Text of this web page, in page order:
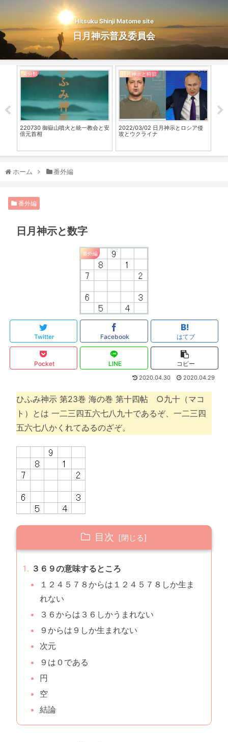
Hitsuku Shinji Matome site
日月神示普及委員会
未分類
220730 御嶽山噴火と統一教会と安
倍元首相
日月神示と時節
2022/03/02 日月神示とロシア侵
攻とウクライナ
ホーム 番外編
番外編
日月神示と数字
番外編
Twitter Facebook はてブ
Pocket LINE コピー
2020.04.30 2020.04.29
ひふみ神示 第23巻 海の巻 第十四帖 ○九十（マコ
ト）とは 一二三四五六七八九十であるぞ、一二三四
五六七八かくれてゐるのざぞ。
目次
３６９の意味するところ
１２４５７８からは１２４５７８しか生ま
れない
３６からは３６しかうまれない
９からは９しか生まれない
次元
９は０である
円
空
結論